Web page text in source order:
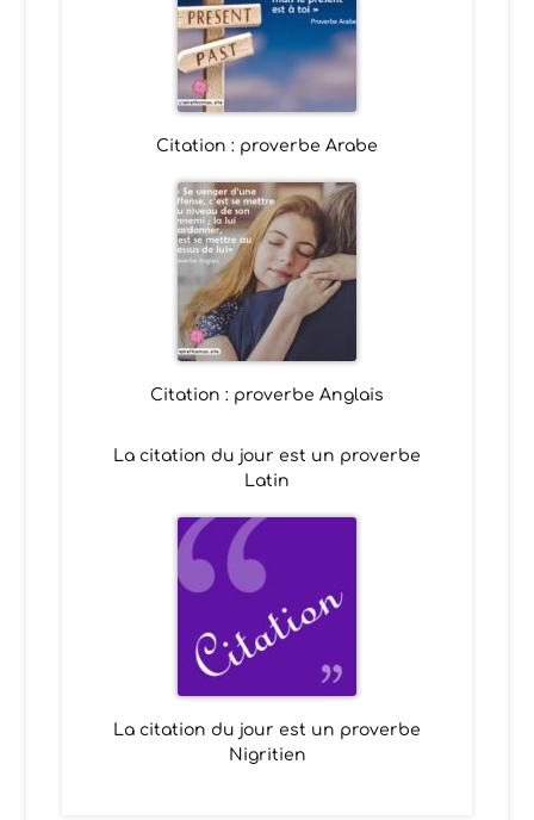
Citation : proverbe Arabe
Citation : proverbe Anglais
La citation du jour est un proverbe
Latin
La citation du jour est un proverbe
Nigritien